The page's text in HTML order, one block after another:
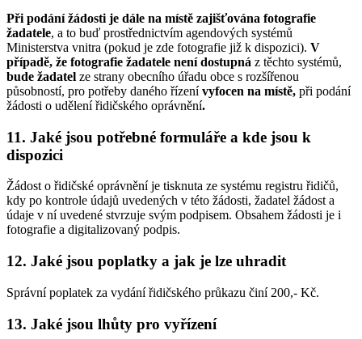
Při podání žádosti je dále na místě zajišťována fotografie
žadatele, a to buď prostřednictvím agendových systémů
Ministerstva vnitra (pokud je zde fotografie již k dispozici). V
případě, že fotografie žadatele není dostupná z těchto systémů,
bude žadatel ze strany obecního úřadu obce s rozšířenou
působností, pro potřeby daného řízenívyfocen na místě, při podání
žádosti o udělení řidičského oprávnění.
11. Jaké jsou potřebné formuláře a kde jsou k
dispozici
Žádost o řidičské oprávnění je tisknuta ze systému registru řidičů,
kdy po kontrole údajů uvedených v této žádosti, žadatel žádost a
údaje v ní uvedené stvrzuje svým podpisem. Obsahem žádosti je i
fotografie a digitalizovaný podpis.
12. Jaké jsou poplatky a jak je lze uhradit
Správní poplatek za vydání řidičského průkazu činí 200,- Kč.
13. Jaké jsou lhůty pro vyřízení